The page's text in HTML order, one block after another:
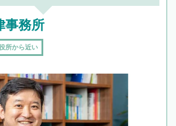
事務所
所から近い